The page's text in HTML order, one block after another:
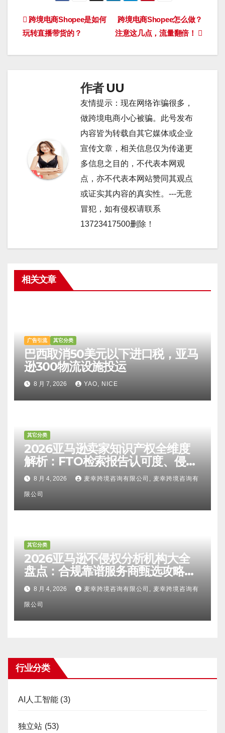
文
章
跨境电商Shopee怎么做？
注意这几点，流量翻倍！
跨境电商Shopee是如何
玩转直播带货的？
作者 UU
友情提示：现在网络诈骗很多，
做跨境电商小心被骗。此号发布
内容皆为转载自其它媒体或企业
宣传文章，相关信息仅为传递更
多信息之目的，不代表本网观
点，亦不代表本网站赞同其观点
或证实其内容的真实性。---无意
冒犯，如有侵权请联系
13723417500删除！
相关文章
广告引流 其它分类
巴西取消50美元以下进口税，亚马
逊300物流设施投运
8 月 7, 2026 YAO, NICE
其它分类
2026亚马逊卖家知识产权全维度
解析：FTO检索报告认可度、侵权
比对区别、TRO应诉方法及服务商
甄选避坑全攻略
8 月 4, 2026 麦幸跨境咨询有限公司, 麦幸跨境咨询有
限公司
其它分类
2026亚马逊不侵权分析机构大全
盘点：合规靠谱服务商甄选攻略、
避坑FAQ及标杆机构实力详解
8 月 4, 2026 麦幸跨境咨询有限公司, 麦幸跨境咨询有
限公司
行业分类
AI人工智能 (3)
独立站 (53)